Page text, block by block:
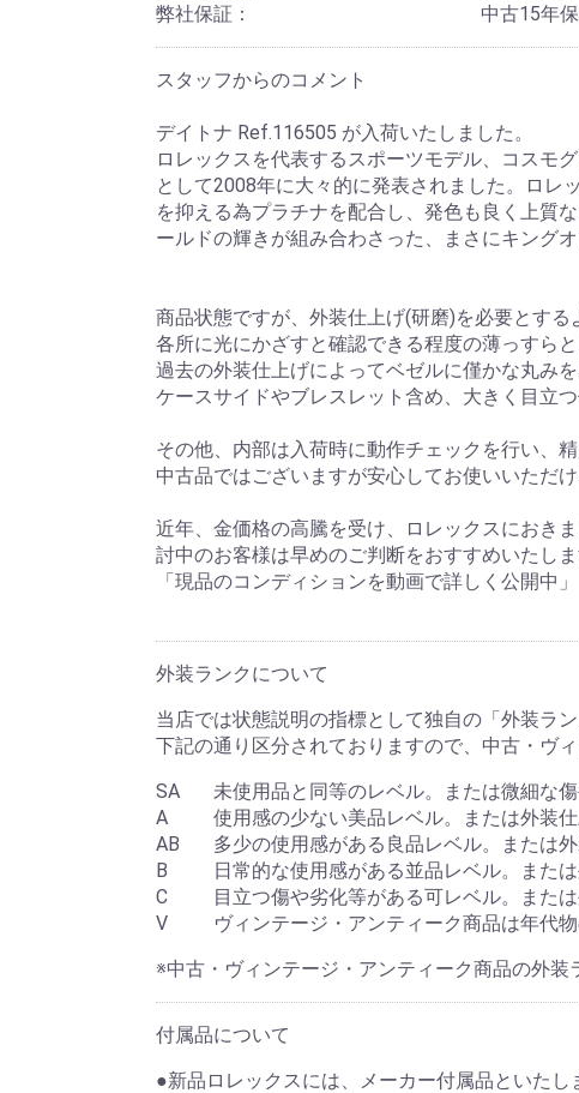
弊社保証：
中古15年
スタッフからのコメント
デイトナ Ref.116505 が入荷いたしました。
ロレックスを代表するスポーツモデル、コスモ
として2008年に大々的に発表されました。ロレ
を抑える為プラチナを配合し、発色も良く上質
ールドの輝きが組み合わさった、まさにキング
商品状態ですが、外装仕上げ(研磨)を必要とす
各所に光にかざすと確認できる程度の薄っすら
過去の外装仕上げによってベゼルに僅かな丸み
ケースサイドやブレスレット含め、大きく目立
その他、内部は入荷時に動作チェックを行い、
中古品ではございますが安心してお使いいただ
近年、金価格の高騰を受け、ロレックスにおき
討中のお客様は早めのご判断をおすすめいたしま
「現品のコンディションを動画で詳しく公開中」
外装ランクについて
当店では状態説明の指標として独自の「外装ラ
下記の通り区分されておりますので、中古・ヴ
SA
未使用品と同等のレベル。または微細な
A
使用感の少ない美品レベル。または外装
AB
多少の使用感がある良品レベル。または
B
日常的な使用感がある並品レベル。また
C
目立つ傷や劣化等がある可レベル。また
V
ヴィンテージ・アンティーク商品は年代
※中古・ヴィンテージ・アンティーク商品の外装
付属品について
●新品ロレックスには、メーカー付属品といた